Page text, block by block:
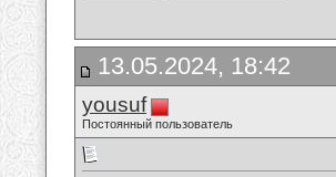
13.05.2024, 18:42
yousuf
Постоянный пользователь